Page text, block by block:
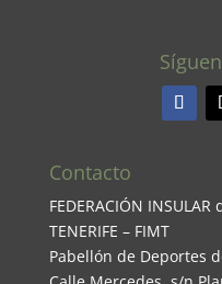
Contacto
FEDERACIÓN
TENERIFE – FIMT
Pabellón de Deportes